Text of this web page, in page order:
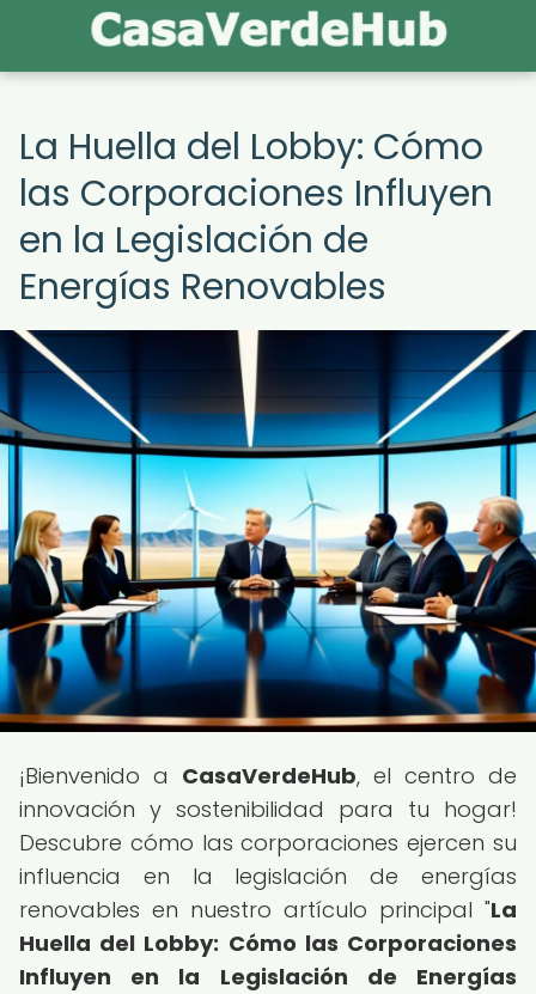
La Huella del Lobby: Cómo
las Corporaciones Influyen
en la Legislación de
Energías Renovables
¡Bienvenido a CasaVerdeHub, el centro de
innovación y sostenibilidad para tu hogar!
Descubre cómo las corporaciones ejercen su
influencia en la legislación de energías
renovables en nuestro artículo principal "La
Huella del Lobby: Cómo las Corporaciones
Influyen en la Legislación de Energías